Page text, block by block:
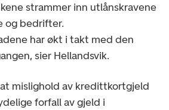
strammer inn utlånskravene
og bedrifter.
har økt i takt med den
sier Hellandsvik.
mislighold av kredittkortgjeld
forfall av gjeld i